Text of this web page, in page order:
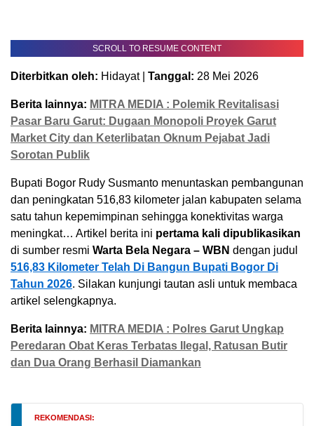
SCROLL TO RESUME CONTENT
Diterbitkan oleh: Hidayat | Tanggal: 28 Mei 2026
Berita lainnya: MITRA MEDIA : Polemik Revitalisasi
Pasar Baru Garut: Dugaan Monopoli Proyek Garut
Market City dan Keterlibatan Oknum Pejabat Jadi
Sorotan Publik
Bupati Bogor Rudy Susmanto menuntaskan pembangunan
dan peningkatan 516,83 kilometer jalan kabupaten selama
satu tahun kepemimpinan sehingga konektivitas warga
meningkat… Artikel berita ini pertama kali dipublikasikan
di sumber resmi Warta Bela Negara – WBN dengan judul
516,83 Kilometer Telah Di Bangun Bupati Bogor Di
Tahun 2026. Silakan kunjungi tautan asli untuk membaca
artikel selengkapnya.
Berita lainnya: MITRA MEDIA : Polres Garut Ungkap
Peredaran Obat Keras Terbatas Ilegal, Ratusan Butir
dan Dua Orang Berhasil Diamankan
REKOMENDASI: